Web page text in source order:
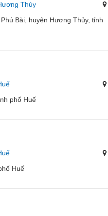
Thủy
Bài, huyện Hương Thủy, tỉnh
phố Huế
Huế